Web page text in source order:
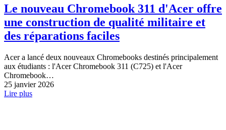
Le nouveau Chromebook 311 d'Acer offre
une construction de qualité militaire et
des réparations faciles
Acer a lancé deux nouveaux Chromebooks destinés principalement
aux étudiants : l'Acer Chromebook 311 (C725) et l'Acer
Chromebook…
25 janvier 2026
Lire plus